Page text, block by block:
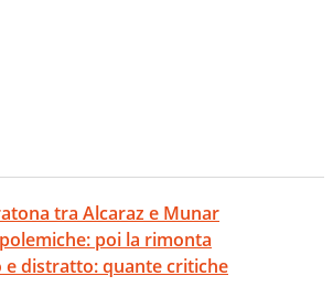
tra Alcaraz e Munar
poi la rimonta
e distratto: quante critiche